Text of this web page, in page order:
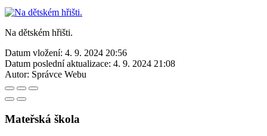
Na dětském hřišti.
Datum vložení: 4. 9. 2024 20:56
Datum poslední aktualizace: 4. 9. 2024 21:08
Autor: Správce Webu
Mateřská škola